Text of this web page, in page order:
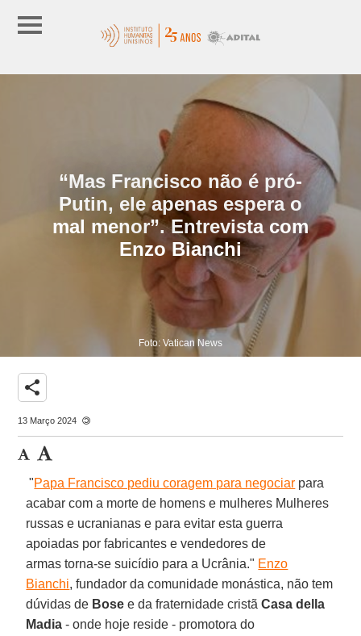
“Mas Francisco não é pró-
Putin, ele apenas espera o
mal menor”. Entrevista com
Enzo Bianchi
Foto: Vatican News
share
13 Março 2024
"Papa Francisco pediu coragem para negociar para
acabar com a morte de homens e mulheres Mulheres
russas e ucranianas e para evitar esta guerra
apoiadas por fabricantes e vendedores de
armas torna-se suicídio para a Ucrânia." Enzo
Bianchi, fundador da comunidade monástica, não tem
dúvidas de Bose e da fraternidade cristãCasa della
Madia - onde hoje reside - promotora do